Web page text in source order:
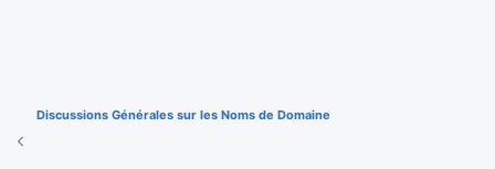
Discussions Générales sur les Noms de Domaine